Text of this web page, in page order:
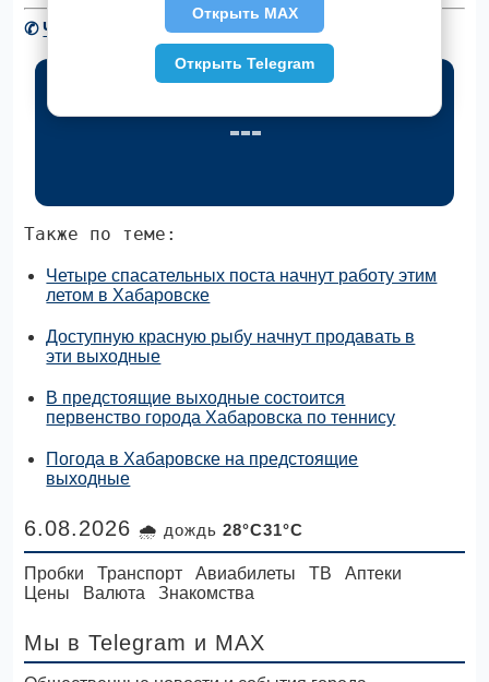
✆Читать новости Хабаровска в Telegram
Также по теме:
Четыре спасательных поста начнут работу этим
летом в Хабаровске
Доступную красную рыбу начнут продавать в
эти выходные
В предстоящие выходные состоится
первенство города Хабаровска по теннису
Погода в Хабаровске на предстоящие
выходные
Открыть MAX
Открыть Telegram
6.08.2026 🌧 дождь28°C31°C
Пробки Транспорт Авиабилеты ТВ
Аптеки
Цены
Валюта Знакомства
Мы в Telegram и MAX